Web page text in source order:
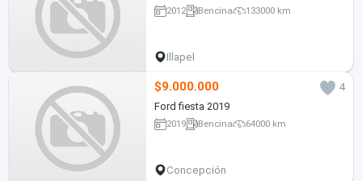
2012 Bencina 133000 km
Illapel
$9.000.000
4
Ford fiesta 2019
2019 Bencina 64000 km
Concepción